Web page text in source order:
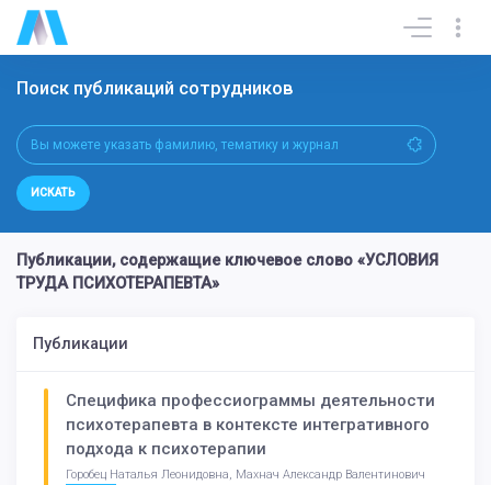
Поиск публикаций сотрудников
ИСКАТЬ
Публикации, содержащие ключевое слово «УСЛОВИЯ
ТРУДА ПСИХОТЕРАПЕВТА»
Публикации
Специфика профессиограммы деятельности
психотерапевта в контексте интегративного
подхода к психотерапии
Горобец Наталья Леонидовна, Махнач Александр Валентинович